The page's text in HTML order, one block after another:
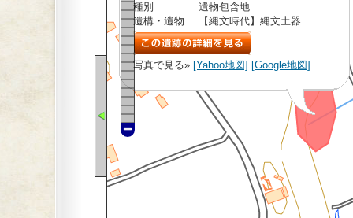
種別
遺物包含地
遺構・遺物
【縄文時代】縄文土器
写真で見る» [Yahoo地図] [Google地図]